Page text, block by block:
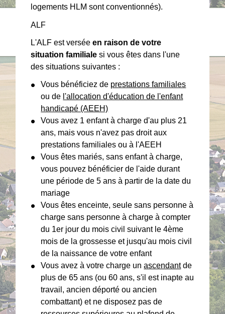
logements HLM sont conventionnés).
ALF
L'ALF est verséeen raison de votre
situation familiale si vous êtes dans l'une
des situations suivantes :
Vous bénéficiez de prestations familiales
ou de l'allocation d'éducation de l'enfant
handicapé (AEEH)
Vous avez 1 enfant à charge d'au plus 21
ans, mais vous n'avez pas droit aux
prestations familiales ou à l'AEEH
Vous êtes mariés, sans enfant à charge,
vous pouvez bénéficier de l'aide durant
une période de 5 ans à partir de la date du
mariage
Vous êtes enceinte, seule sans personne à
charge sans personne à charge à compter
du 1er jour du mois civil suivant le 4ème
mois de la grossesse et jusqu'au mois civil
de la naissance de votre enfant
Vous avez à votre charge unascendantde
plus de 65 ans (ou 60 ans, s'il est inapte au
travail, ancien déporté ou ancien
combattant) et ne disposez pas de